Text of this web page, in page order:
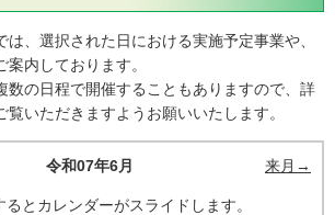
、選択された日における実施予定事業や、
内しております。
の日程で開催することもありますので、詳
覧いただきますようお願いいたします。
令和07年6月 来月→
とカレンダーがスライドします。